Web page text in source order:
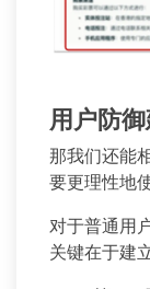
用户防
那我们还能
要更理性地
对于普通用
关键在于建